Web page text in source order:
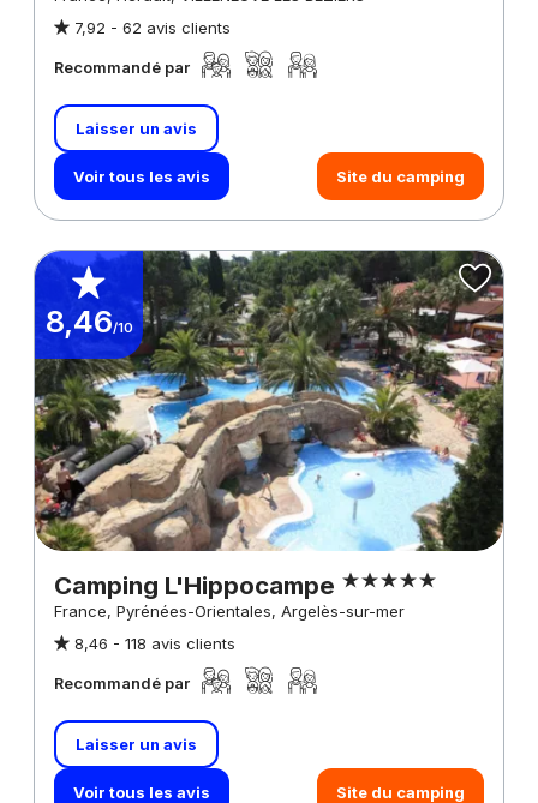
7,92 - 62 avis clients
Recommandé par
Laisser un avis
Voir tous les avis Site du camping
8,46/10
Camping L'Hippocampe
France, Pyrénées-Orientales, Argelès-sur-mer
8,46 - 118 avis clients
Recommandé par
Laisser un avis
Voir tous les avis Site du camping